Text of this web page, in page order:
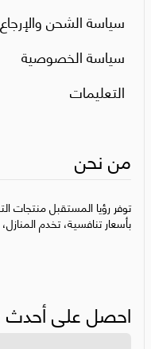
سياسة الشحن والإرجاع
سياسة الخصوصية
التعليمات
من نحن
توفر رؤيا المستقبل منتجات
بأسعار تنافسية، تخدم
احصل على أحدث